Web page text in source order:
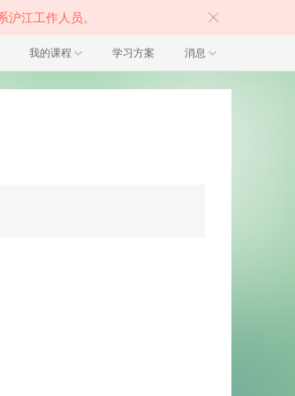
江工作人员。
我的课程 学习方案 消息